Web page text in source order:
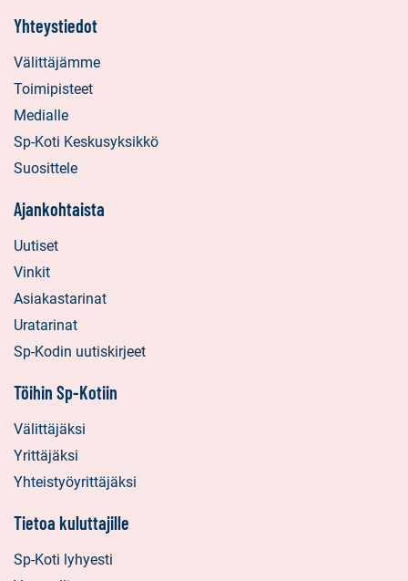
Yhteystiedot
Välittäjämme
Toimipisteet
Medialle
Sp-Koti Keskusyksikkö
Suosittele
Ajankohtaista
Uutiset
Vinkit
Asiakastarinat
Uratarinat
Sp-Kodin uutiskirjeet
Töihin Sp-Kotiin
Välittäjäksi
Yrittäjäksi
Yhteistyöyrittäjäksi
Tietoa kuluttajille
Sp-Koti lyhyesti